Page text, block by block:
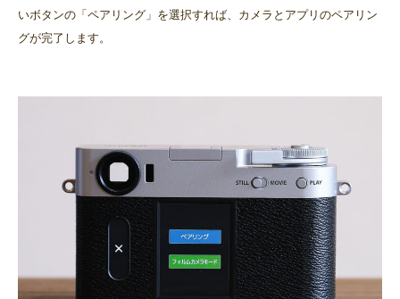
いボタンの「ペアリング」を選択すれば、カメラとアプリのペアリン
グが完了します。